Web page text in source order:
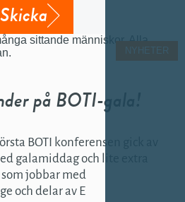
Skicka
på BOTI-gala!
NYHETER
BOTI konferensen gick av
galamiddag och lite extra
jobbar med
och delar av E